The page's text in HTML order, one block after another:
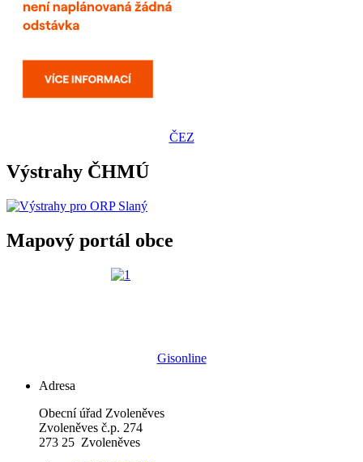
ČEZ
Výstrahy ČHMÚ
Mapový portál obce
Gisonline
Adresa
Obecní úřad Zvoleněves
Zvoleněves č.p. 274
273 25 Zvoleněves